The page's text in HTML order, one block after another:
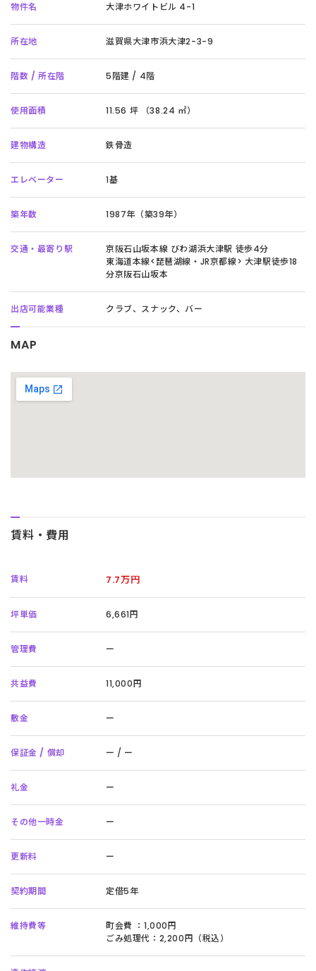
物件名 大津ホワイトビル 4-1
所在地 滋賀県大津市浜大津2-3-9
階数 / 所在階 5階建 / 4階
使用面積 11.56 坪 （38.24 ㎡）
建物構造 鉄骨造
エレベーター 1基
築年数 1987年（築39年）
交通・最寄り駅
京阪石山坂本線 びわ湖浜大津駅 徒歩4分
東海道本線<琵琶湖線・JR京都線> 大津駅徒歩18
分京阪石山坂本
出店可能業種 クラブ、スナック、バー
MAP
賃料・費用
賃料 7.7万円
坪単価 6,661円
管理費 ー
共益費 11,000円
敷金 ー
保証金 / 償却 ー / ー
礼金 ー
その他一時金 ー
更新料 ー
契約期間 定借5年
維持費等
町会費 ：1,000円
ごみ処理代：2,200円（税込）